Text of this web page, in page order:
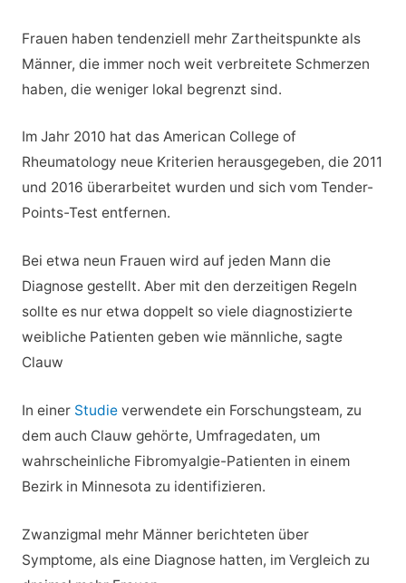
Frauen haben tendenziell mehr Zartheitspunkte als
Männer, die immer noch weit verbreitete Schmerzen
haben, die weniger lokal begrenzt sind.
Im Jahr 2010 hat das American College of
Rheumatology neue Kriterien herausgegeben, die 2011
und 2016 überarbeitet wurden und sich vom Tender-
Points-Test entfernen.
Bei etwa neun Frauen wird auf jeden Mann die
Diagnose gestellt. Aber mit den derzeitigen Regeln
sollte es nur etwa doppelt so viele diagnostizierte
weibliche Patienten geben wie männliche, sagte
Clauw
In einer Studieverwendete ein Forschungsteam, zu
dem auch Clauw gehörte, Umfragedaten, um
wahrscheinliche Fibromyalgie-Patienten in einem
Bezirk in Minnesota zu identifizieren.
Zwanzigmal mehr Männer berichteten über
Symptome, als eine Diagnose hatten, im Vergleich zu